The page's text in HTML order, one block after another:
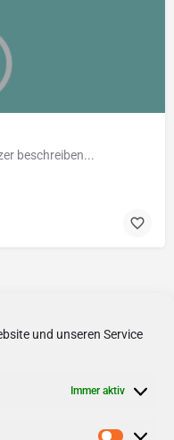
und unseren Service
Immer aktiv
beschreiben...